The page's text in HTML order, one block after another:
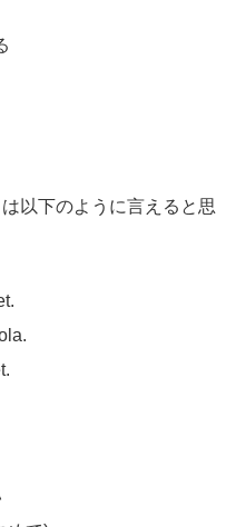
以下のように言えると思